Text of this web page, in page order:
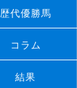
歴代優勝馬
コラム
結果